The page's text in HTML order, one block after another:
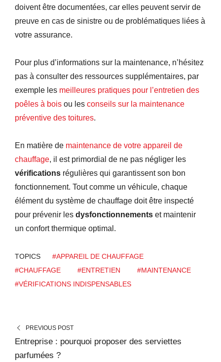
doivent être documentées, car elles peuvent servir de
preuve en cas de sinistre ou de problématiques liées à
votre assurance.
Pour plus d’informations sur la maintenance, n’hésitez
pas à consulter des ressources supplémentaires, par
exemple les meilleures pratiques pour l’entretien des
poêles à bois ou les conseils sur la maintenance
préventive des toitures.
En matière de maintenance de votre appareil de
chauffage, il est primordial de ne pas négliger les
vérifications régulières qui garantissent son bon
fonctionnement. Tout comme un véhicule, chaque
élément du système de chauffage doit être inspecté
pour prévenir les dysfonctionnements et maintenir
un confort thermique optimal.
TOPICS
#APPAREIL DE CHAUFFAGE
#CHAUFFAGE
#ENTRETIEN
#MAINTENANCE
#VÉRIFICATIONS INDISPENSABLES
PREVIOUS POST
Entreprise : pourquoi proposer des serviettes
parfumées ?